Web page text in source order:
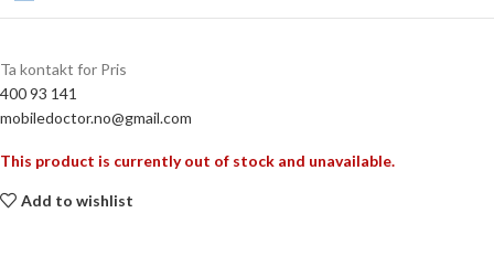
Ta kontakt for Pris
400 93 141
mobiledoctor.no@gmail.com
This product is currently out of stock and unavailable.
Add to wishlist